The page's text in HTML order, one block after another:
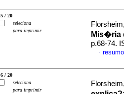
5 / 20
seleciona
para imprimir
Mis�ria
p.68-74.
·
6 / 20
seleciona
para imprimir